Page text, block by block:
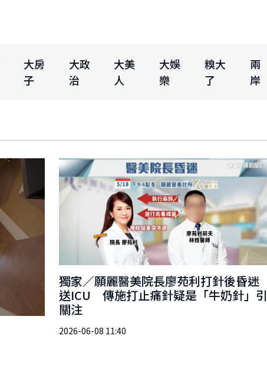
大房
子
大政
治
大美
人
大娛
樂
糗大
了
兩
岸
獨家／願麗醫美院長廖苑利打針後昏迷
送ICU 傳施打止痛針疑是「牛奶針」引
關注
2026-06-08 11:40